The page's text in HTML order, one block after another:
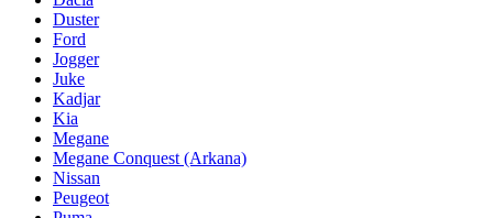
Duster
Ford
Jogger
Juke
Kadjar
Kia
Megane
Megane Conquest (Arkana)
Nissan
Peugeot